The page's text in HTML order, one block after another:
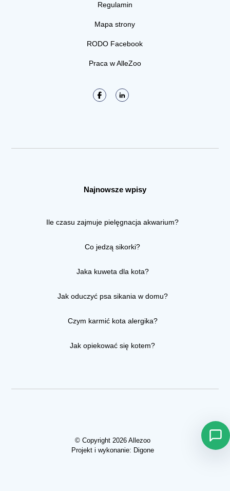
Regulamin
Mapa strony
RODO Facebook
Praca w AlleZoo
Najnowsze wpisy
Ile czasu zajmuje pielęgnacja akwarium?
Co jedzą sikorki?
Jaka kuweta dla kota?
Jak oduczyć psa sikania w domu?
Czym karmić kota alergika?
Jak opiekować się kotem?
© Copyright 2026 Allezoo
Projekt i wykonanie: Digone